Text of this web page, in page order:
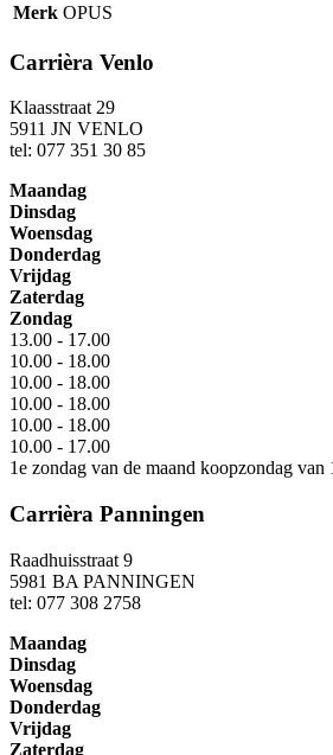
Merk OPUS
Carrièra Venlo
Klaasstraat 29
5911 JN VENLO
tel: 077 351 30 85
Maandag
Dinsdag
Woensdag
Donderdag
Vrijdag
Zaterdag
Zondag
13.00 - 17.00
10.00 - 18.00
10.00 - 18.00
10.00 - 18.00
10.00 - 18.00
10.00 - 17.00
1e zondag van de maand koopzondag van
Carrièra Panningen
Raadhuisstraat 9
5981 BA PANNINGEN
tel: 077 308 2758
Maandag
Dinsdag
Woensdag
Donderdag
Vrijdag
Zaterdag